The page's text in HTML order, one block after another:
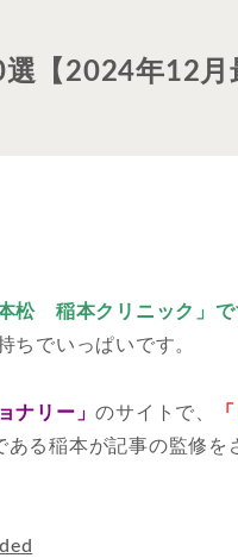
【2024年12月
松 稲本クリニック」で
ちでいっぱいです。
ナリー 」のサイトで、
ある稲本が記事の監修を